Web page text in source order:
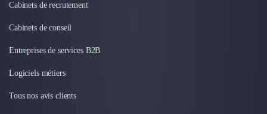
Cabinets de recrutement
Cabinets de conseil
Entreprises de services B2B
Logiciels métiers
Tous nos avis clients